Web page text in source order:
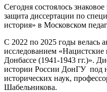
Сегодня состоялось
защита диссертации по
история» в Московском
С 2022 по 2025 годы велась
исследованием
Донбассе (1941-1943 гг.)».
истории России ДонГУ под
исторических наук,
Шабельникова.